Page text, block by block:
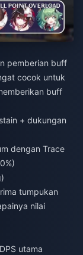
pemberian buff
cocok untuk
buff
+ dukungan
dengan Trace
tumpukan
nilai
utama